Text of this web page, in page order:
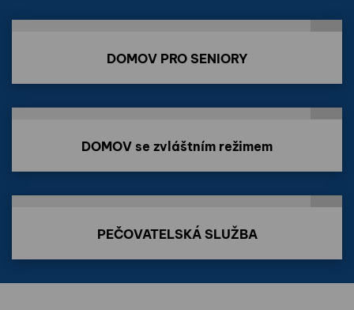
DOMOV PRO SENIORY
DOMOV se zvláštním režimem
PEČOVATELSKÁ SLUŽBA